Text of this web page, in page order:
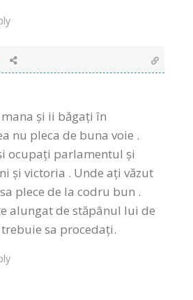
și ii băgați în
nu pleca de buna voie .
ocupați parlamentul și
și victoria . Unde ați văzut
plece de la codru bun .
alungat de stăpânul lui de
trebuie sa procedați.